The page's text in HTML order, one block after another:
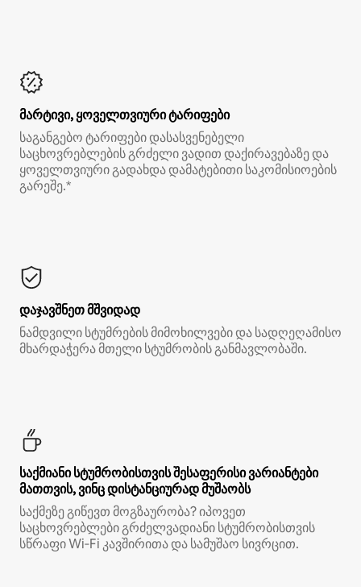
მარტივი, ყოველთვიური ტარიფები
საგანგებო ტარიფები დასასვენებელი
საცხოვრებლების გრძელი ვადით დაქირავებაზე და
ყოველთვიური გადახდა დამატებითი საკომისიოების
გარეშე.*
დაჯავშნეთ მშვიდად
ნამდვილი სტუმრების მიმოხილვები და სადღეღამისო
მხარდაჭერა მთელი სტუმრობის განმავლობაში.
საქმიანი სტუმრობისთვის შესაფერისი ვარიანტები
მათთვის, ვინც დისტანციურად მუშაობს
საქმეზე გიწევთ მოგზაურობა? იპოვეთ
საცხოვრებლები გრძელვადიანი სტუმრობისთვის
სწრაფი Wi‑Fi კავშირითა და სამუშაო სივრცით.